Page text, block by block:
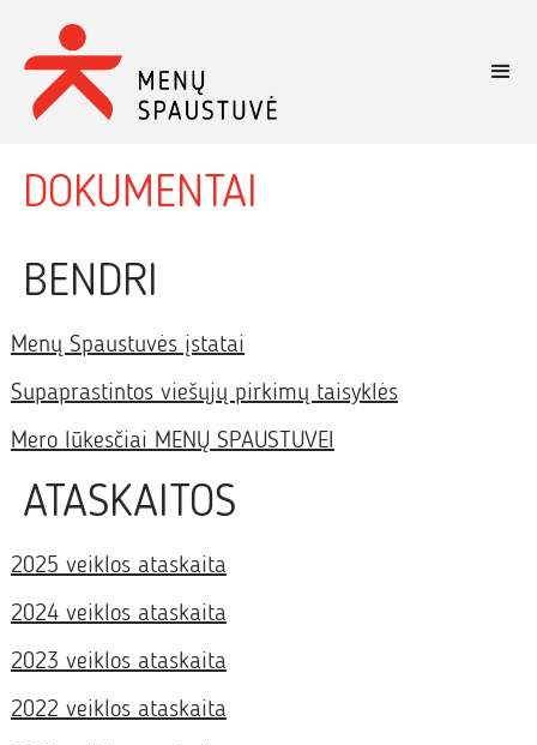
DOKUMENTAI
BENDRI
Menų Spaustuvės įstatai
Supaprastintos viešųjų pirkimų taisyklės
Mero lūkesčiai MENŲ SPAUSTUVEI
ATASKAITOS
2025 veiklos ataskaita
2024 veiklos ataskaita
2023 veiklos ataskaita
2022 veiklos ataskaita